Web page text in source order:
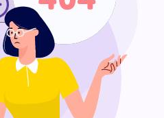
Rozpocznij chat